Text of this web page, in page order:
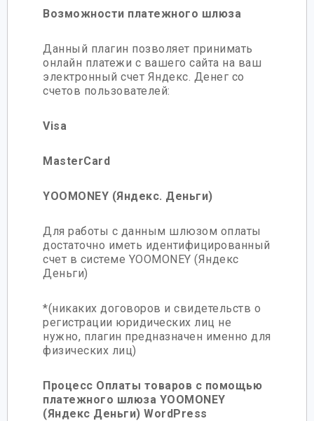
Возможности платежного шлюза
Данный плагин позволяет принимать
онлайн платежи с вашего сайта на ваш
электронный счет Яндекс. Денег со
счетов пользователей:
Visa
MasterCard
YOOMONEY (Яндекс. Деньги)
Для работы с данным шлюзом оплаты
достаточно иметь идентифицированный
счет в системе YOOMONEY (Яндекс
Деньги)
*(никаких договоров и свидетельств о
регистрации юридических лиц не
нужно, плагин предназначен именно для
физических лиц)
Процесс Оплаты товаров с помощью
платежного шлюза YOOMONEY
(Яндекс Деньги) WordPress